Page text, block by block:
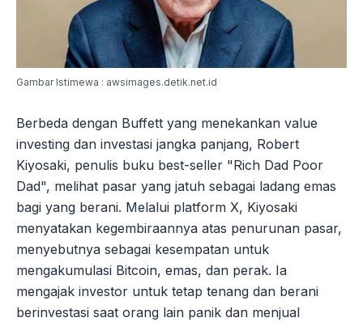
Gambar Istimewa : awsimages.detik.net.id
Berbeda dengan Buffett yang menekankan value
investing dan investasi jangka panjang, Robert
Kiyosaki, penulis buku best-seller "Rich Dad Poor
Dad", melihat pasar yang jatuh sebagai ladang emas
bagi yang berani. Melalui platform X, Kiyosaki
menyatakan kegembiraannya atas penurunan pasar,
menyebutnya sebagai kesempatan untuk
mengakumulasi Bitcoin, emas, dan perak. Ia
mengajak investor untuk tetap tenang dan berani
berinvestasi saat orang lain panik dan menjual